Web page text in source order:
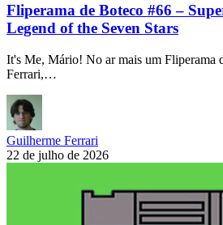
Fliperama de Boteco #66 –
Legend of the Seven Stars
It's Me, Mário! No ar mais um Fliperama
Ferrari,…
Guilherme Ferrari
22 de julho de 2026